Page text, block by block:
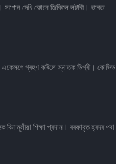
দেখি কোনে জিকিলে লটাৰী। ভাৰত
গ্ৰহণ কৰিলে স্নাতক ডিগ্ৰী। কোভিড
শিক্ষা প্ৰদান। বৰফাবৃত হ্ৰদৰ পৰা